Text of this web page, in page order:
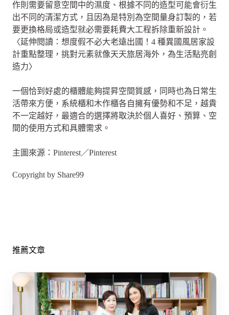
作則需要留意空間中的濕度、根據不同的造型可能會衍生
出不同的清潔方式，且因為是特別為空間量身訂製的，若
要更換格局或造型就必需要耗費大工程拆除重新設計。
〈延伸閱讀：想度假不必大老遠出國！4 種異國風居家設
計重點整理，挑對元素就像天天旅居海外，為生活點亮創
造力〉
一個恰到好處的櫃體能夠提昇空間質感，同時也為日常生
活帶來方便，系統櫃和木作櫃各自擁有優勢和不足，越貴
不一定越好，最適合的選擇將取決於個人喜好、預算、空
間的使用方式和具體需求。
主圖來源：Pinterest／Pinterest
Copyright by Share99
推薦文章